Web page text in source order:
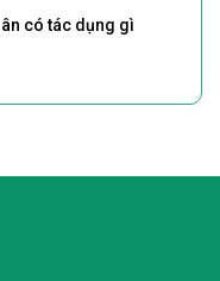
có tác dụng gì